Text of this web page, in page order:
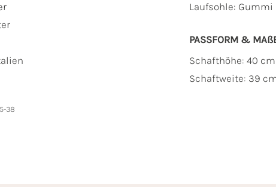
Laufsohle: Gummi
PASSFORM &
Schafthöhe: 40 cm
Schaftweite: 39
38